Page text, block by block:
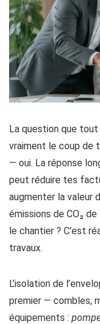
La question que tout
vraiment le coup de
— oui. La réponse
peut réduire tes
augmenter la valeur
émissions de CO₂ de
le chantier ? C’est
travaux.
L’isolation de
premier — combles,
équipements :